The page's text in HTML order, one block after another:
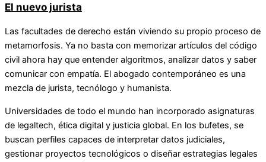
El nuevo jurista
Las facultades de derecho están viviendo su propio proceso de
metamorfosis. Ya no basta con memorizar artículos del código
civil ahora hay que entender algoritmos, analizar datos y saber
comunicar con empatía. El abogado contemporáneo es una
mezcla de jurista, tecnólogo y humanista.
Universidades de todo el mundo han incorporado asignaturas
de legaltech, ética digital y justicia global. En los bufetes, se
buscan perfiles capaces de interpretar datos judiciales,
gestionar proyectos tecnológicos o diseñar estrategias legales